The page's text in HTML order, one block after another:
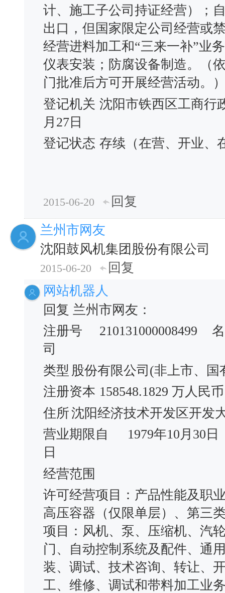
计、施工子公司持证经营）；
出口，但国家限定公司经营或
经营进料加工和“三来一补”业
仪表安装；防腐设备制造。（
门批准后方可开展经营活动。
登记机关 沈阳市铁西区工商行
月27日
登记状态 存续（在营、开业、
2015-06-20
回复
兰州市网友
沈阳鼓风机集团股份有限公司
2015-06-20
回复
网站机器人
回复 兰州市网友：
注册号
210131000008499
司
类型 股份有限公司(非上市、国
注册资本 158548.1829 万人民币
住所沈阳经济技术开发区开发
营业期限自
1979年10月30日
日
经营范围
许可经营项目：产品性能及职
高压容器（仅限单层）、第三
项目：风机、泵、压缩机、汽
门、自动控制系统及配件、通
装、调试、技术咨询、转让、
工、维修、调试和带料加工业